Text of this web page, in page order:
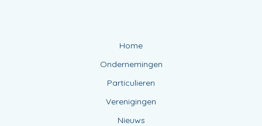
Home
Ondernemingen
Particulieren
Verenigingen
Nieuws